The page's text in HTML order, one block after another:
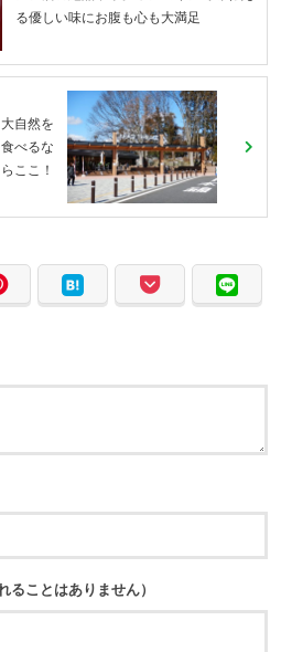
る優しい味にお腹も心も大満足
自然を
べるな
らここ！
ることはありません）